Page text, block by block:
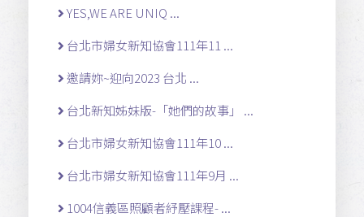
YES,WE ARE UNIQ ...
台北市婦女新知協會111年11 ...
邀請妳~迎向2023 台北 ...
台北新知姊妹版-「她們的故事」 ...
台北市婦女新知協會111年10 ...
台北市婦女新知協會111年9月 ...
1004信義區照顧者紓壓課程- ...